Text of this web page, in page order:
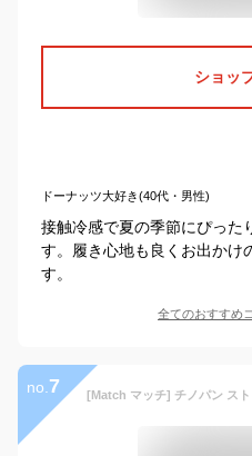
ショッ
ドーナッツ大好き(40代・男性)
接触冷感で夏の季節にぴった
す。履き心地も良くお出かけ
す。
全てのおすすめ
no. 7